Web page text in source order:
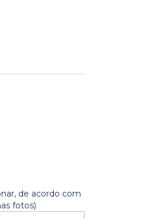
de acordo com
fotos)